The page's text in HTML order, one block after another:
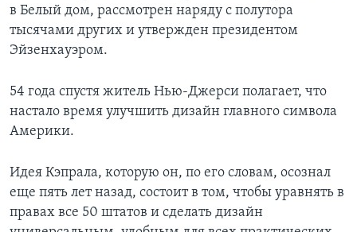
в Белый дом, рассмотрен наряду с полутора
тысячами других и утвержден президентом
Эйзенхауэром.
54 года спустя житель Нью-Джерси полагает, что
настало время улучшить дизайн главного символа
Америки.
Идея Кэпрала, которую он, по его словам, осознал
еще пять лет назад, состоит в том, чтобы уравнять в
правах все 50 штатов и сделать дизайн